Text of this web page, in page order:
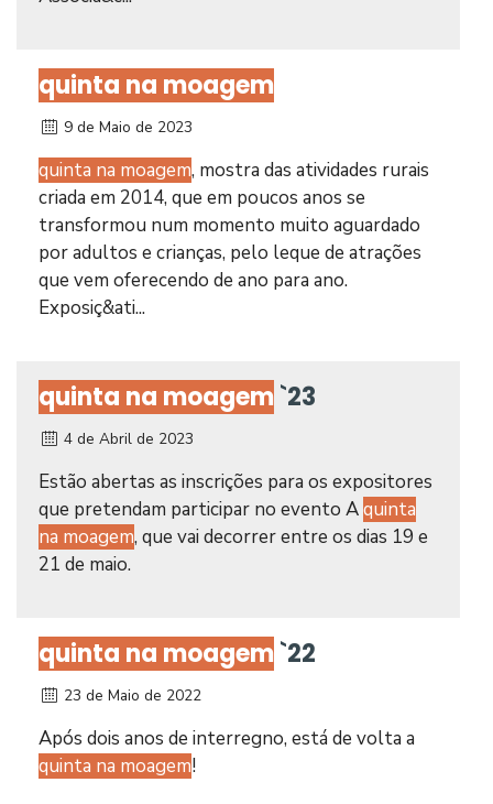
quinta na moagem
9 de Maio de 2023
quinta na moagem, mostra das atividades rurais
criada em 2014, que em poucos anos se
transformou num momento muito aguardado
por adultos e crianças, pelo leque de atrações
que vem oferecendo de ano para ano.
Exposiç&ati...
quinta na moagem`23
4 de Abril de 2023
Estão abertas as inscrições para os expositores
que pretendam participar no evento Aquinta
na moagem, que vai decorrer entre os dias 19 e
21 de maio.
quinta na moagem`22
23 de Maio de 2022
Após dois anos de interregno, está de volta a
quinta na moagem!